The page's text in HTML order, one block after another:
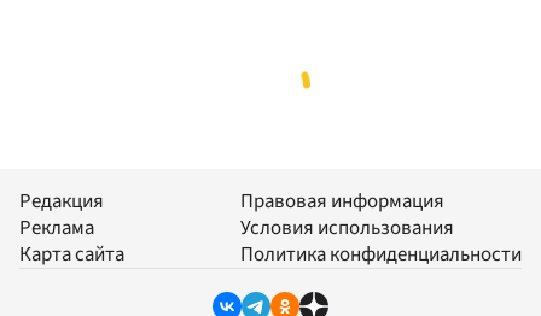
Редакция
Реклама
Карта сайта
Правовая информация
Условия использования
Политика конфиденциальности